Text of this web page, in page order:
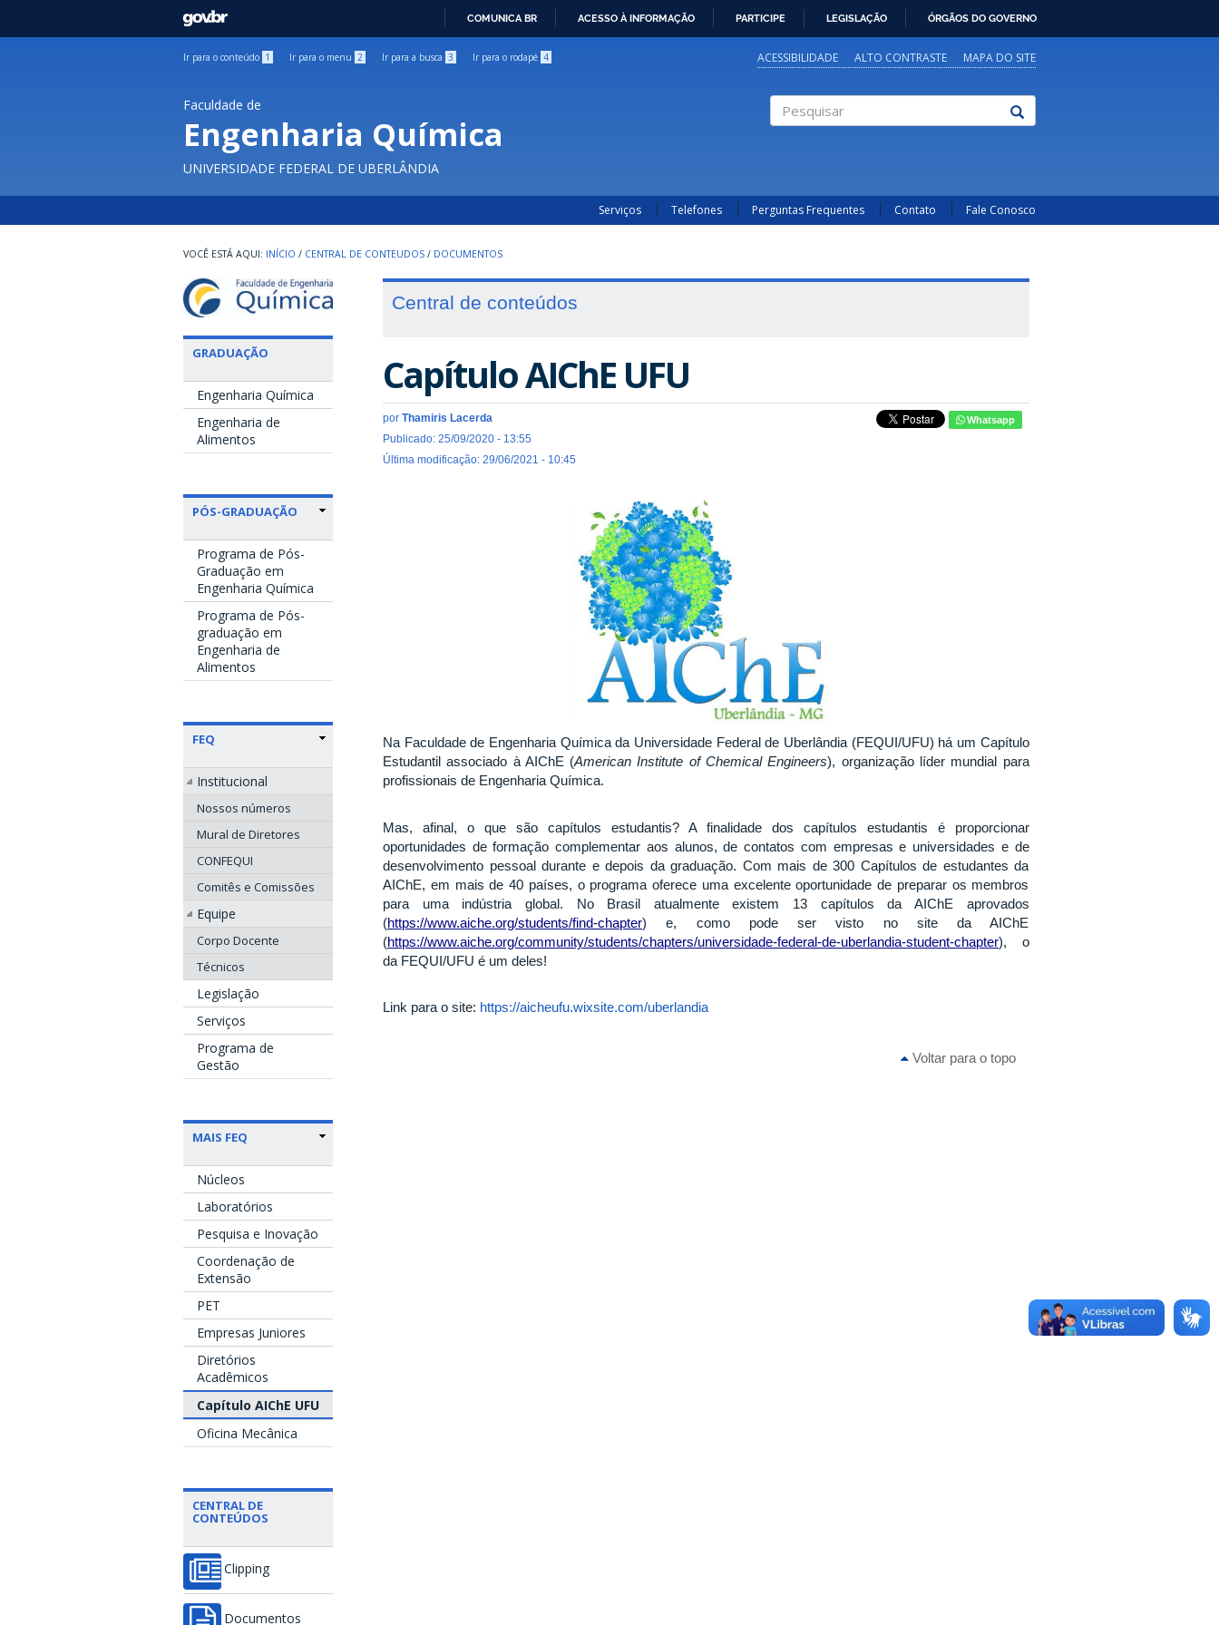
GOVBR
COMUNICA BR ACESSO À INFORMAÇÃO PARTICIPE LEGISLAÇÃO ÓRGÃOS DO GOVERNO
Ir para o conteúdo 1 Ir para o menu 2 Ir para a busca 3 Ir para o rodapé 4 ACESSIBILIDADE ALTO CONTRASTE MAPA DO SITE
Faculdade de
Engenharia Química
UNIVERSIDADE FEDERAL DE UBERLÂNDIA
Serviços Telefones Perguntas Frequentes Contato Fale Conosco
INÍCIO / CENTRAL DE CONTEUDOS / DOCUMENTOS
GRADUAÇÃO
Engenharia Química
Engenharia de
Alimentos
PÓS-GRADUAÇÃO
Programa de Pós-
Graduação em
Engenharia Química
Programa de Pós-
graduação em
Engenharia de
Alimentos
FEQ
Institucional
Nossos números
Mural de Diretores
CONFEQUI
Comitês e Comissões
Equipe
Corpo Docente
Técnicos
Legislação
Serviços
Programa de
Gestão
MAIS FEQ
Núcleos
Laboratórios
Pesquisa e Inovação
Coordenação de
Extensão
PET
Empresas Juniores
Diretórios
Acadêmicos
Capítulo AIChE UFU
Oficina Mecânica
CENTRAL DE
CONTEÚDOS
Clipping
Documentos
Central de conteúdos
Capítulo AIChE UFU
por Thamiris Lacerda
Publicado: 25/09/2020 - 13:55
Última modificação: 29/06/2021 - 10:45
Whatsapp
Na Faculdade de Engenharia Química da Universidade Federal de Uberlândia (FEQUI/UFU) há um Capítulo
Estudantil associado à AIChE (American Institute of Chemical Engineers), organização líder mundial para
profissionais de Engenharia Química.
Mas, afinal, o que são capítulos estudantis? A finalidade dos capítulos estudantis é proporcionar
oportunidades de formação complementar aos alunos, de contatos com empresas e universidades e de
desenvolvimento pessoal durante e depois da graduação. Com mais de 300 Capítulos de estudantes da
AIChE, em mais de 40 países, o programa oferece uma excelente oportunidade de preparar os membros
para uma indústria global. No Brasil atualmente existem 13 capítulos da AIChE aprovados
(https://www.aiche.org/students/find-chapter) e, como pode ser visto no site da AIChE
(https://www.aiche.org/community/students/chapters/universidade-federal-de-uberlandia-student-chapter), o
da FEQUI/UFU é um deles!
Link para o site: https://aicheufu.wixsite.com/uberlandia
Voltar para o topo